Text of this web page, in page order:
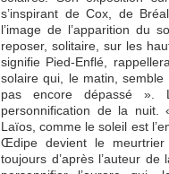
s’inspirant de Cox, de
l’image de l’apparition du
reposer, solitaire, sur les
signifie Pied-Enflé,
solaire qui, le matin, semble
pas encore dépassé ».
personnification de la
Laïos, comme le soleil est
Œdipe devient le
toujours d’après l’auteur